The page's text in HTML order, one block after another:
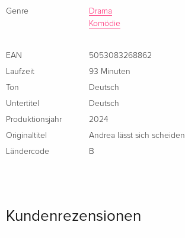
Genre
Drama
Komödie
EAN
5053083268862
Laufzeit
93 Minuten
Ton
Deutsch
Untertitel
Deutsch
Produktionsjahr
2024
Originaltitel
Andrea lässt sich scheiden
Ländercode
B
Kundenrezensionen